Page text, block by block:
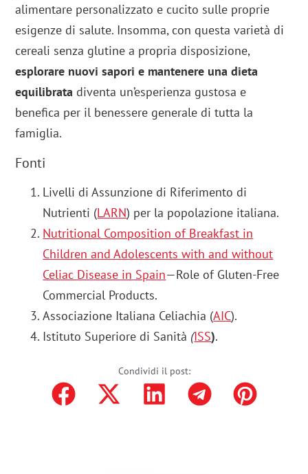
alimentare personalizzato e cucito sulle proprie
esigenze di salute. Insomma, con questa varietà di
cereali senza glutine a propria disposizione,
esplorare nuovi sapori e mantenere una dieta
equilibrata diventa un’esperienza gustosa e
benefica per il benessere generale di tutta la
famiglia.
Fonti
Livelli di Assunzione di Riferimento di
Nutrienti (LARN) per la popolazione italiana.
Nutritional Composition of Breakfast in
Children and Adolescents with and without
Celiac Disease in Spain—Role of Gluten-Free
Commercial Products.
Associazione Italiana Celiachia (AIC).
Istituto Superiore di Sanità (ISS).
Condividi il post: